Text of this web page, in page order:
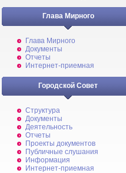
Глава Мирного
Глава Мирного
Документы
Отчеты
Интернет-приемная
Городской Совет
Структура
Документы
Деятельность
Отчеты
Проекты документов
Публичные слушания
Информация
Интернет-приемная